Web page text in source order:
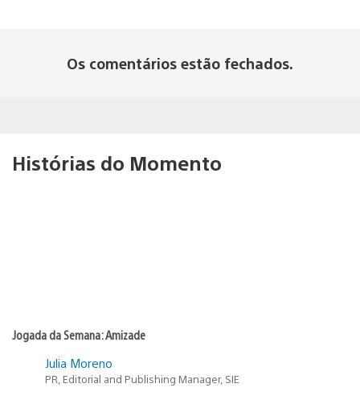
Os comentários estão fechados.
Histórias do Momento
Jogada da Semana: Amizade
Julia Moreno
PR, Editorial and Publishing Manager, SIE